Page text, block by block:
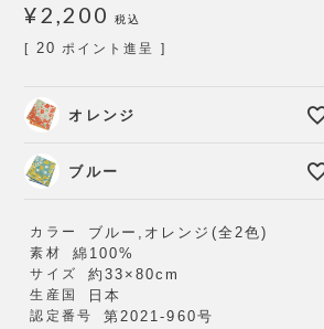
¥ 2,200 税込
[ 20 ポイント進呈 ]
オレンジ
ブルー
カラー ブルー,オレンジ(全2色)
素材 綿100%
サイズ 約33×80cm
生産国 日本
認定番号 第2021-960号